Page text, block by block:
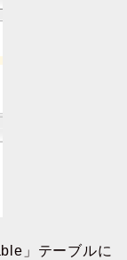
」テーブルに